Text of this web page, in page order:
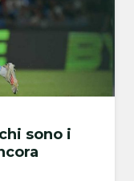
sono i